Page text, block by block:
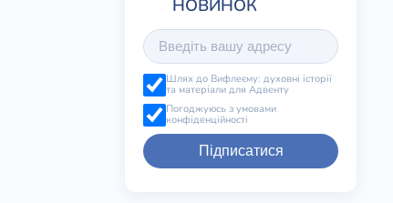
Шлях до Вифлеєму: духовні історії
та матеріали для Адвенту
Погоджуюсь з умовами
конфіденційності
Підписатися